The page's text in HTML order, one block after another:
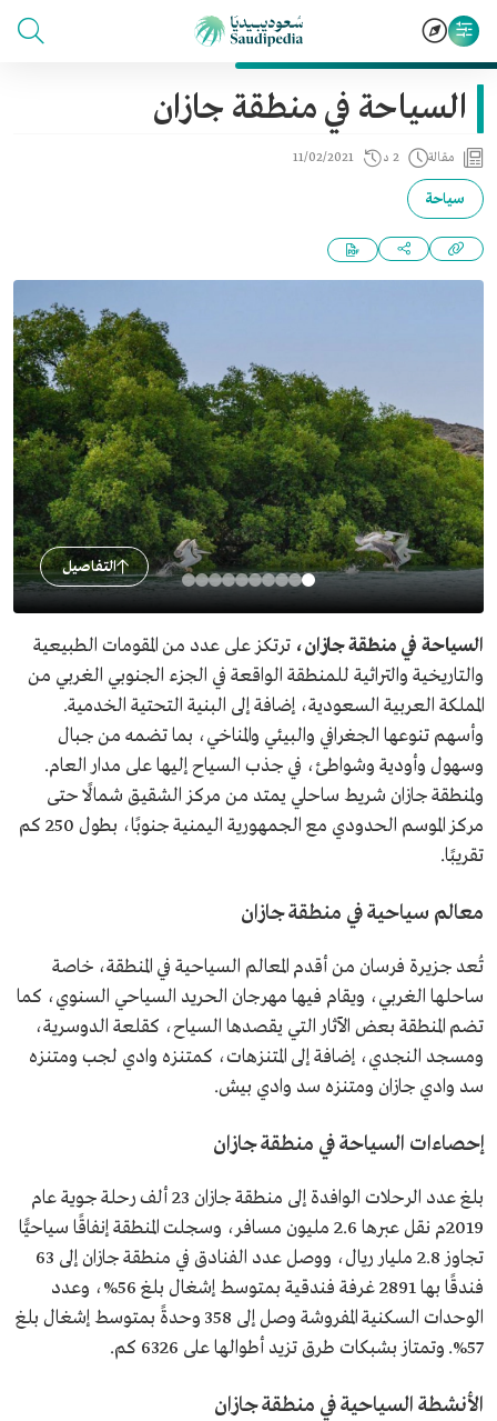
السياحة في منطقة جازان
مقالة 2 د 11/02/2021
سياحة
التفاصيل
السياحة في منطقة جازان، ترتكز على عدد من المقومات الطبيعية
والتاريخية والتراثية للمنطقة الواقعة في الجزء الجنوبي الغربي من
المملكة العربية السعودية، إضافة إلى البنية التحتية الخدمية.
وأسهم تنوعها الجغرافي والبيئي والمناخي، بما تضمه من جبال
وسهول وأودية وشواطئ، في جذب السياح إليها على مدار العام.
ولمنطقة جازان شريط ساحلي يمتد من مركز الشقيق شمالًا حتى
مركز الموسم الحدودي مع الجمهورية اليمنية جنوبًا، بطول 250 كم
تقريبًا.
معالم سياحية في منطقة جازان
تُعد جزيرة فرسان من أقدم المعالم السياحية في المنطقة، خاصة
ساحلها الغربي، ويقام فيها مهرجان الحريد السياحي السنوي، كما
تضم المنطقة بعض الآثار التي يقصدها السياح، كقلعة الدوسرية،
ومسجد النجدي، إضافة إلى المتنزهات، كمتنزه وادي لجب ومتنزه
سد وادي جازان ومتنزه سد وادي بيش.
إحصاءات السياحة في منطقة جازان
بلغ عدد الرحلات الوافدة إلى منطقة جازان 23 ألف رحلة جوية عام
2019م نقل عبرها 2.6 مليون مسافر، وسجلت المنطقة إنفاقًا سياحيًّا
تجاوز 2.8 مليار ريال، ووصل عدد الفنادق في منطقة جازان إلى 63
فندقًا بها 2891 غرفة فندقية بمتوسط إشغال بلغ 56%، وعدد
الوحدات السكنية المفروشة وصل إلى 358 وحدةً بمتوسط إشغال بلغ
57%. وتمتاز بشبكات طرق تزيد أطوالها على 6326 كم.
الأنشطة السياحية في منطقة جازان